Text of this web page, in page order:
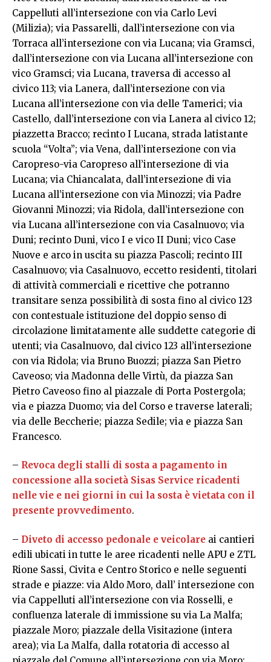
Cappelluti all’intersezione con via Carlo Levi
(Milizia); via Passarelli, dall’intersezione con via
Torraca all’intersezione con via Lucana; via Gramsci,
dall’intersezione con via Lucana all’intersezione con
vico Gramsci; via Lucana, traversa di accesso al
civico 113; via Lanera, dall’intersezione con via
Lucana all’intersezione con via delle Tamerici; via
Castello, dall’intersezione con via Lanera al civico 12;
piazzetta Bracco; recinto I Lucana, strada latistante
scuola “Volta”; via Vena, dall’intersezione con via
Caropreso-via Caropreso all’intersezione di via
Lucana; via Chiancalata, dall’intersezione di via
Lucana all’intersezione con via Minozzi; via Padre
Giovanni Minozzi; via Ridola, dall’intersezione con
via Lucana all’intersezione con via Casalnuovo; via
Duni; recinto Duni, vico I e vico II Duni; vico Case
Nuove e arco in uscita su piazza Pascoli; recinto III
Casalnuovo; via Casalnuovo, eccetto residenti, titolari
di attività commerciali e ricettive che potranno
transitare senza possibilità di sosta fino al civico 123
con contestuale istituzione del doppio senso di
circolazione limitatamente alle suddette categorie di
utenti; via Casalnuovo, dal civico 123 all’intersezione
con via Ridola; via Bruno Buozzi; piazza San Pietro
Caveoso; via Madonna delle Virtù, da piazza San
Pietro Caveoso fino al piazzale di Porta Postergola;
via e piazza Duomo; via del Corso e traverse laterali;
via delle Beccherie; piazza Sedile; via e piazza San
Francesco.
– Revoca degli stalli di sosta a pagamento in
concessione alla società Sisas Service ricadenti
nelle vie e nei giorni in cui la sosta è vietata con il
presente provvedimento.
– Diveto di accesso pedonale e veicolare ai cantieri
edili ubicati in tutte le aree ricadenti nelle APU e ZTL
Rione Sassi, Civita e Centro Storico e nelle seguenti
strade e piazze: via Aldo Moro, dall’ intersezione con
via Cappelluti all’intersezione con via Rosselli, e
confluenza laterale di immissione su via La Malfa;
piazzale Moro; piazzale della Visitazione (intera
area); via La Malfa, dalla rotatoria di accesso al